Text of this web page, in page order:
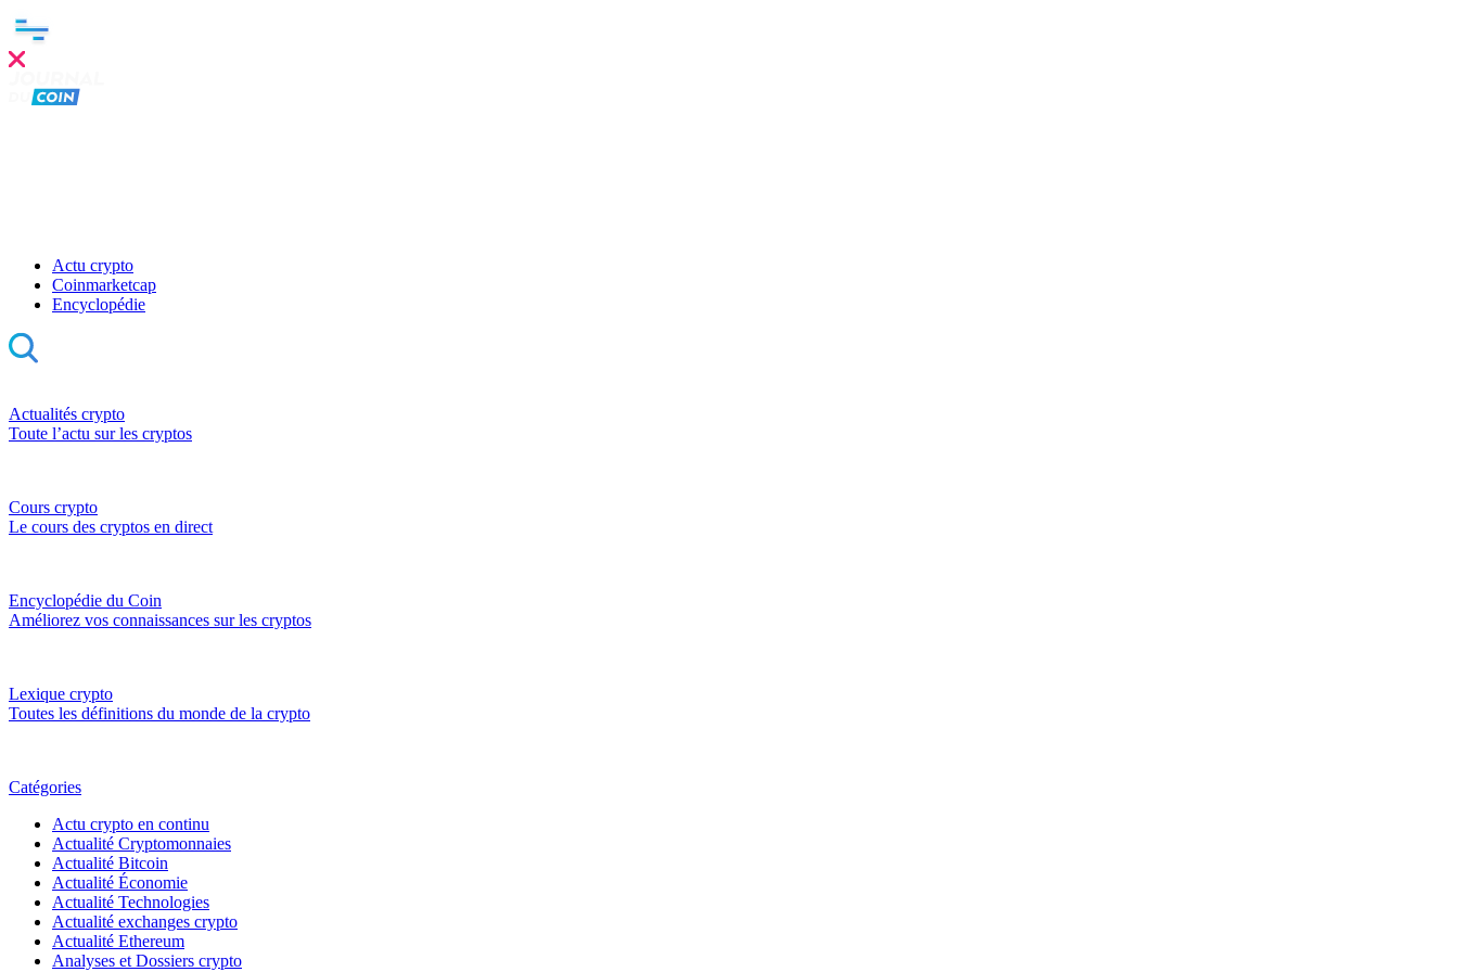
Actu crypto
Coinmarketcap
Encyclopédie
Actualités crypto
Toute l’actu sur les cryptos
Cours crypto
Le cours des cryptos en direct
Encyclopédie du Coin
Améliorez vos connaissances sur les cryptos
Lexique crypto
Toutes les définitions du monde de la crypto
Catégories
Actu crypto en continu
Actualité Cryptomonnaies
Actualité Bitcoin
Actualité Économie
Actualité Technologies
Actualité exchanges crypto
Actualité Ethereum
Analyses et Dossiers crypto